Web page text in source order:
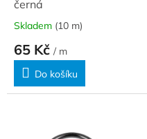
učerná
Skladem (10 m)
65 Kč / m
Do košíku